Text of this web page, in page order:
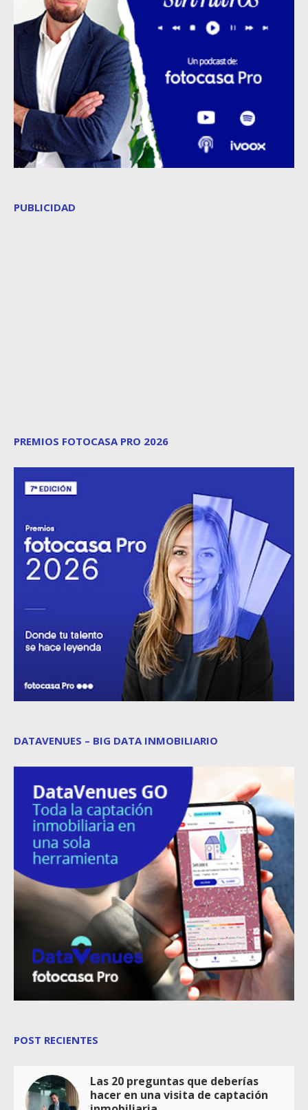
PUBLICIDAD
PREMIOS FOTOCASA PRO 2026
DATAVENUES – BIG DATA INMOBILIARIO
POST RECIENTES
Las 20 preguntas que deberías
hacer en una visita de captación